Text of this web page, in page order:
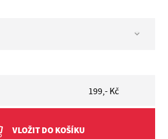
199,- Kč
VLOŽIT DO KOŠÍKU